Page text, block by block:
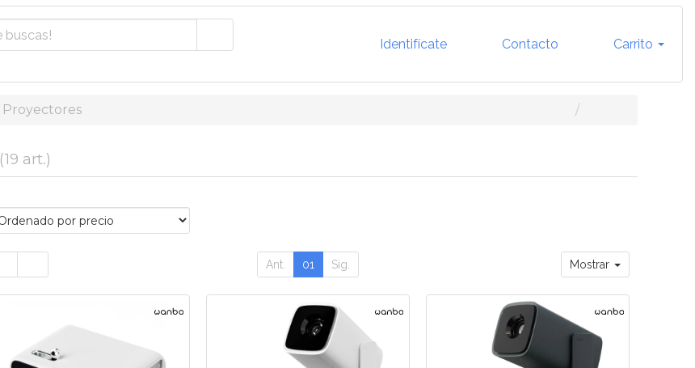
Identifícate Contacto Carrito
Proyectores
(19 art.)
Ant. 01 Sig. Mostrar